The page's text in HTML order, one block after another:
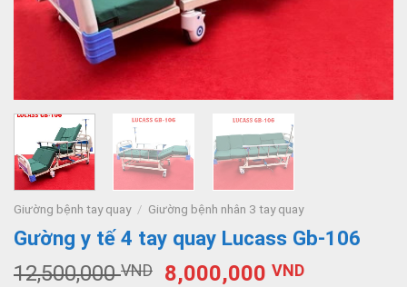
Giường bệnh tay quay / Giường bệnh nhân 3 tay quay
Gường y tế 4 tay quay Lucass Gb-106
12,500,000VND 8,000,000VND